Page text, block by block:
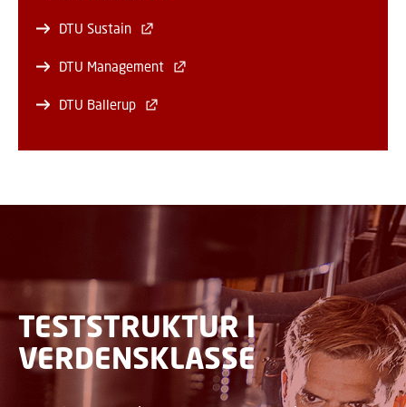
DTU Sustain
DTU Management
DTU Ballerup
TESTSTRUKTUR I
VERDENSKLASSE